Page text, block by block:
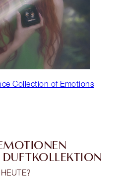
Collection of Emotions
DUFTKOLLEKTION